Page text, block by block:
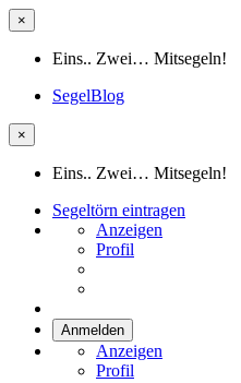
×
Eins.. Zwei… Mitsegeln!
SegelBlog
×
Eins.. Zwei… Mitsegeln!
Segeltörn eintragen
Anzeigen
Profil
Anmelden
Anzeigen
Profil